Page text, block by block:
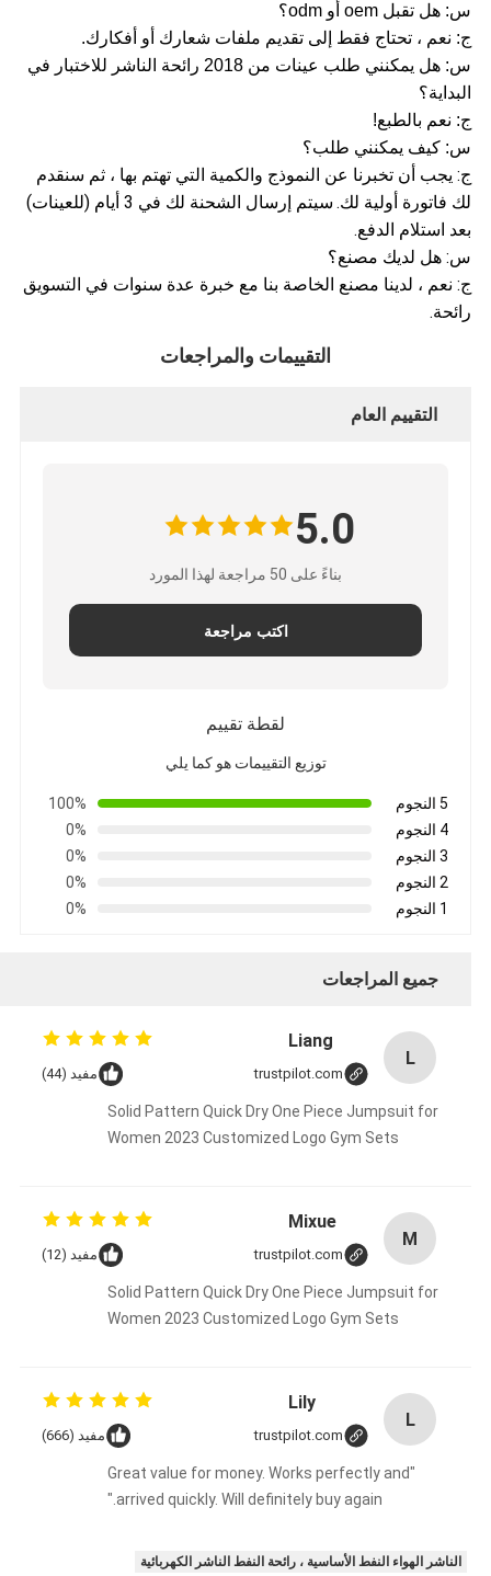
س: هل تقبل oem أو odm؟
ج: نعم ، تحتاج فقط إلى تقديم ملفات شعارك أو أفكارك.
س: هل يمكنني طلب عينات من 2018 رائحة الناشر للاختبار في
البداية؟
ج: نعم بالطبع!
س: كيف يمكنني طلب؟
ج: يجب أن تخبرنا عن النموذج والكمية التي تهتم بها ، ثم سنقدم
لك فاتورة أولية لك.
سيتم إرسال الشحنة لك في 3 أيام (للعينات)
بعد استلام الدفع.
س: هل لديك مصنع؟
ج: نعم ، لدينا مصنع الخاصة بنا مع خبرة عدة سنوات في التسويق
رائحة.
التقييمات والمراجعات
التقييم العام
5.0
بناءً على 50 مراجعة لهذا المورد
اكتب مراجعة
لقطة تقييم
توزيع التقييمات هو كما يلي
5 النجوم
100%
4 النجوم
0%
3 النجوم
0%
2 النجوم
0%
1 النجوم
0%
جميع المراجعات
L
Liang
trustpilot.com مفيد (44)
Solid Pattern Quick Dry One Piece Jumpsuit for
Women 2023 Customized Logo Gym Sets
M
Mixue
trustpilot.com مفيد (12)
Solid Pattern Quick Dry One Piece Jumpsuit for
Women 2023 Customized Logo Gym Sets
L
Lily
trustpilot.com مفيد (666)
"Great value for money. Works perfectly and
arrived quickly. Will definitely buy again."
الناشر الهواء النفط الأساسية ، رائحة النفط الناشر الكهربائية